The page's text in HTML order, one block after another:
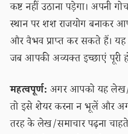
कष्ट नहीं उठाना पड़ेगा। अपनी
स्थान पर शश राजयोग बनाकर
और वैभव प्राप्त कर सकते हैं।
जब आपकी अव्यक्त इच्छाएं पूरी
महत्वपूर्ण: अगर आपको यह लेख/
तो इसे शेयर करना न भूलें और
तरह के लेख/समाचार पढ़ना